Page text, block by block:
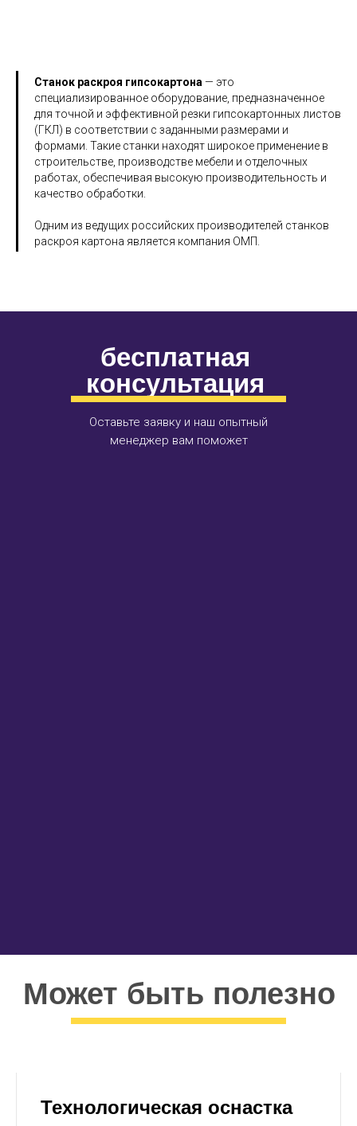
Станок раскроя гипсокартона — это
специализированное оборудование, предназначенное
для точной и эффективной резки гипсокартонных листов
(ГКЛ) в соответствии с заданными размерами и
формами. Такие станки находят широкое применение в
строительстве, производстве мебели и отделочных
работах, обеспечивая высокую производительность и
качество обработки.​
Одним из ведущих российских производителей станков
раскроя картона является компания ОМП.
бесплатная
консультация
Оставьте заявку и наш опытный
менеджер вам поможет
Может быть полезно
Технологическая оснастка